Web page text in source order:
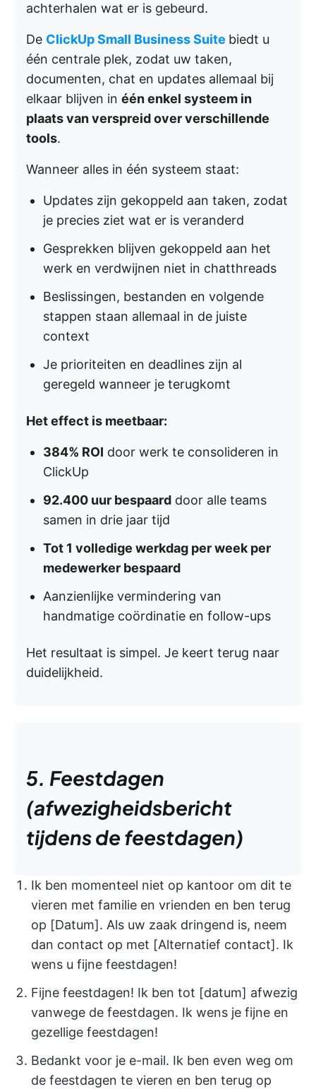
achterhalen wat er is gebeurd.
De ClickUp Small Business Suite biedt u
één centrale plek, zodat uw taken,
documenten, chat en updates allemaal bij
elkaar blijven in één enkel systeem in
plaats van verspreid over verschillende
tools.
Wanneer alles in één systeem staat:
Updates zijn gekoppeld aan taken, zodat
je precies ziet wat er is veranderd
Gesprekken blijven gekoppeld aan het
werk en verdwijnen niet in chatthreads
Beslissingen, bestanden en volgende
stappen staan allemaal in de juiste
context
Je prioriteiten en deadlines zijn al
geregeld wanneer je terugkomt
Het effect is meetbaar:
384% ROI door werk te consolideren in
ClickUp
92.400 uur bespaard door alle teams
samen in drie jaar tijd
Tot 1 volledige werkdag per week per
medewerker bespaard
Aanzienlijke vermindering van
handmatige coördinatie en follow-ups
Het resultaat is simpel. Je keert terug naar
duidelijkheid.
5. Feestdagen
(afwezigheidsbericht
tijdens de feestdagen)
Ik ben momenteel niet op kantoor om dit te
vieren met familie en vrienden en ben terug
op [Datum]. Als uw zaak dringend is, neem
dan contact op met [Alternatief contact]. Ik
wens u fijne feestdagen!
Fijne feestdagen! Ik ben tot [datum] afwezig
vanwege de feestdagen. Ik wens je fijne en
gezellige feestdagen!
Bedankt voor je e-mail. Ik ben even weg om
de feestdagen te vieren en ben terug op